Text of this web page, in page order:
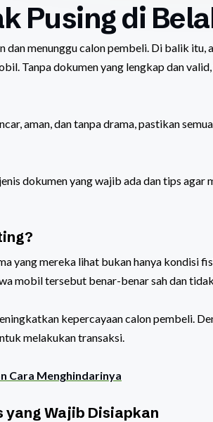
Pusing di
menunggu calon pembeli. Di balik itu,
Tanpa dokumen yang lengkap dan
aman, dan tanpa drama, pastikan
dokumen yang wajib ada dan tips agar
yang mereka lihat bukan hanya kondisi
mobil tersebut benar-benar sah dan
kepercayaan calon pembeli.
melakukan transaksi.
Cara Menghindarinya
yang Wajib Disiapkan